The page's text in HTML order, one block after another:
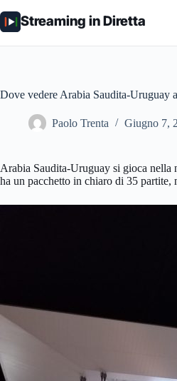
al
contenuto
Streaming in Diretta
Dove vedere Arabia Saudita-Uruguay
Paolo Trenta Giugno 7,
Arabia Saudita-Uruguay si gioca
ha un pacchetto in chiaro di 35